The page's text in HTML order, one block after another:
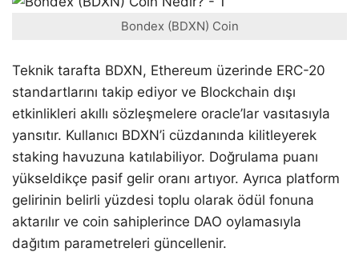
Bondex (BDXN) Coin
Teknik tarafta BDXN, Ethereum üzerinde ERC-20
standartlarını takip ediyor ve Blockchain dışı
etkinlikleri akıllı sözleşmelere oracle’lar vasıtasıyla
yansıtır. Kullanıcı BDXN’i cüzdanında kilitleyerek
staking havuzuna katılabiliyor. Doğrulama puanı
yükseldikçe pasif gelir oranı artıyor. Ayrıca platform
gelirinin belirli yüzdesi toplu olarak ödül fonuna
aktarılır ve coin sahiplerince DAO oylamasıyla
dağıtım parametreleri güncellenir.